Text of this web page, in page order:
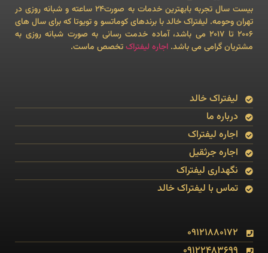
بیست سال تجربه بابهترین خدمات به صورت24 ساعته و شبانه روزی در
تهران وحومه. لیفتراک خالد با برندهای کوماتسو و تویوتا که برای سال های
۲۰۰۶ تا ۲۰۱۷ می باشد، آماده خدمت رسانی به صورت شبانه روزی به
مشتریان گرامی می باشد. اجاره لیفتراکتخصص ماست.
لیفتراک خالد
درباره ما
اجاره لیفتراک
اجاره جرثقیل
نگهداری لیفتراک
تماس با لیفتراک خالد
09121880172